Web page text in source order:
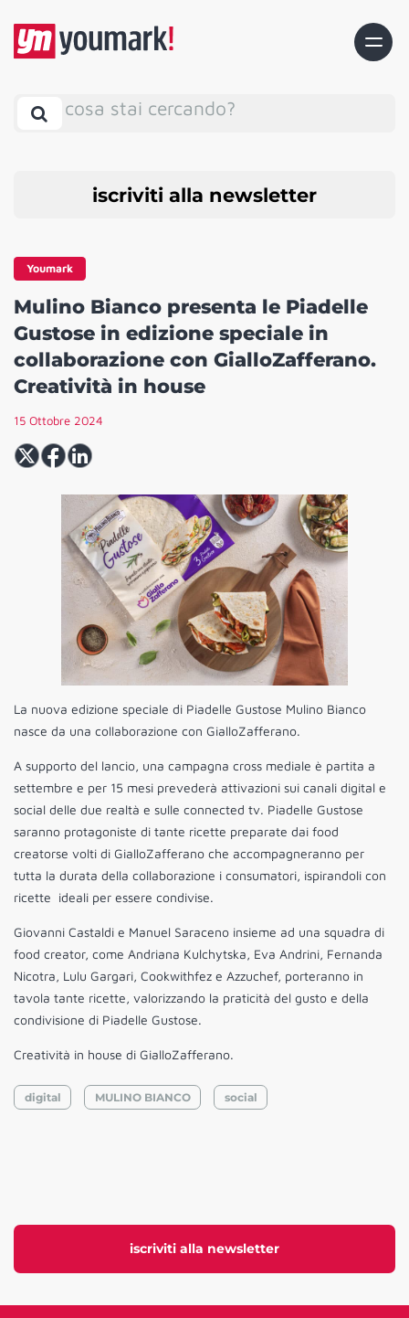
cosa stai cercando?
iscriviti alla newsletter
iscriviti alla newsletter
Youmark
Mulino Bianco presenta le Piadelle
Gustose in edizione speciale in
collaborazione con GialloZafferano.
Creatività in house
15 Ottobre 2024
La nuova edizione speciale di Piadelle Gustose Mulino Bianco
nasce da una collaborazione con GialloZafferano.
A supporto del lancio, una campagna cross mediale è partita a
settembre e per 15 mesi prevederà attivazioni sui canali digital e
social delle due realtà e sulle connected tv. Piadelle Gustose
saranno protagoniste di tante ricette preparate dai food
creatorse volti di GialloZafferano che accompagneranno per
tutta la durata della collaborazione i consumatori, ispirandoli con
ricette ideali per essere condivise.
Giovanni Castaldi e Manuel Saraceno insieme ad una squadra di
food creator, come Andriana Kulchytska, Eva Andrini, Fernanda
Nicotra, Lulu Gargari, Cookwithfez e Azzuchef, porteranno in
tavola tante ricette, valorizzando la praticità del gusto e della
condivisione di Piadelle Gustose.
Creatività in house di GialloZafferano.
digital MULINO BIANCO social